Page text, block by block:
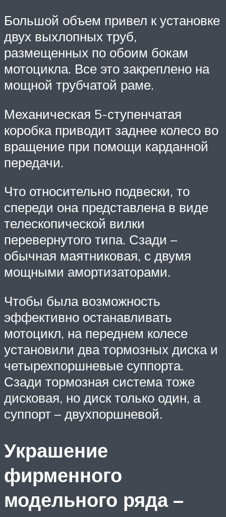
Большой объем привел к установке
двух выхлопных труб,
размещенных по обоим бокам
мотоцикла. Все это закреплено на
мощной трубчатой раме.
Механическая 5-ступенчатая
коробка приводит заднее колесо во
вращение при помощи карданной
передачи.
Что относительно подвески, то
спереди она представлена в виде
телескопической вилки
перевернутого типа. Сзади –
обычная маятниковая, с двумя
мощными амортизаторами.
Чтобы была возможность
эффективно останавливать
мотоцикл, на переднем колесе
установили два тормозных диска и
четырехпоршневые суппорта.
Сзади тормозная система тоже
дисковая, но диск только один, а
суппорт – двухпоршневой.
Украшение
фирменного
модельного ряда –